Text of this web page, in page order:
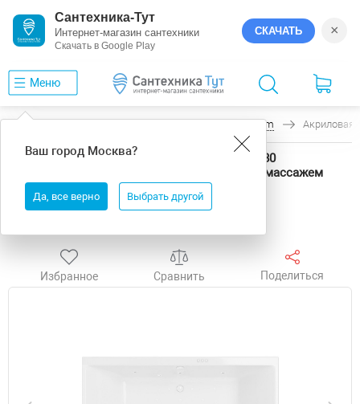
Сантехника-Тут
Интернет-магазин сантехники
Скачать в Google Play
СКАЧАТЬ ×
Меню
Ваш город Москва?
Да, все верно Выбрать другой
Pryzmat Slim Акриловая
Акриловая ванна Excellent Pryzmat Slim 180x80
WAEX.PRY18S.RELAX.WH цвет Белый с гидромассажем
форсунки Белые
Избранное Сравнить Поделиться